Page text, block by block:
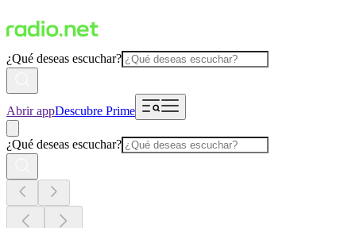
¿Qué deseas escuchar?
Abrir appDescubre Prime
¿Qué deseas escuchar?